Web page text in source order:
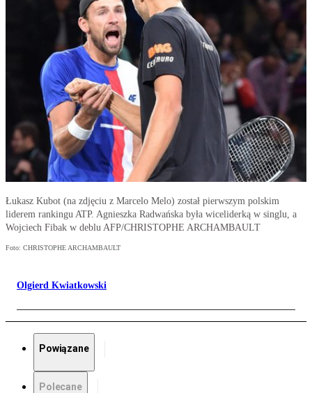
Łukasz Kubot (na zdjęciu z Marcelo Melo) został pierwszym polskim
liderem rankingu ATP. Agnieszka Radwańska była wiceliderką w singlu, a
Wojciech Fibak w deblu AFP/CHRISTOPHE ARCHAMBAULT
Foto: CHRISTOPHE ARCHAMBAULT
Olgierd Kwiatkowski
Powiązane
Polecane